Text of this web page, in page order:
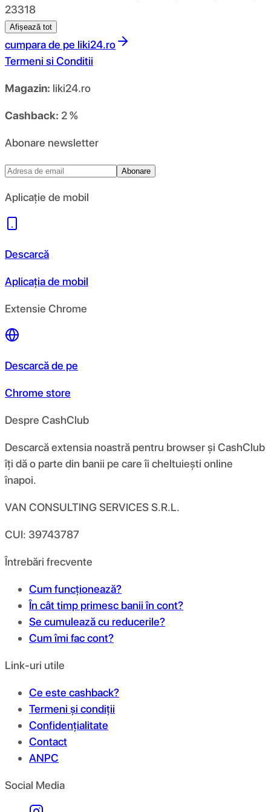
23318
Afișează tot
cumpara de pe liki24.ro
Termeni si Conditii
Magazin: liki24.ro
Cashback: 2 %
Abonare newsletter
Abonare
Aplicație de mobil
Descarcă
Aplicația de mobil
Extensie Chrome
Descarcă de pe
Chrome store
Despre CashClub
Descarcă extensia noastră pentru browser și CashClub
îți dă o parte din banii pe care îi cheltuiești online
înapoi.
VAN CONSULTING SERVICES S.R.L.
CUI: 39743787
Întrebări frecvente
Cum funcționează?
În cât timp primesc banii în cont?
Se cumulează cu reducerile?
Cum îmi fac cont?
Link-uri utile
Ce este cashback?
Termeni și condiții
Confidențialitate
Contact
ANPC
Social Media